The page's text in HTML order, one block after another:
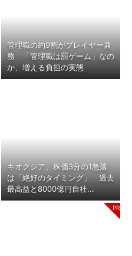
管理職の約9割がプレイヤー兼
務 「管理職は罰ゲーム」なの
か、増える負担の実態
キオクシア、株価3分の1急落
は「絶好のタイミング」 過去
最高益と8000億円自社...